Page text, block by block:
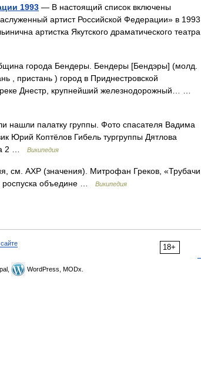
1993 — В настоящий список включены
артист Российской Федерации» в 1993
артистка Якутского драматического театра
города Бендеры. Бендеры [Бендэры] (молд.
, пристань ) город в Приднестровской
Днестр, крупнейший железнодорожный… …
нашли палатку группы. Фото спасателя Вадима
Юрий Коптёлов Гибель тургруппы Дятлова
2 …
Википедия
см. АХР (значения). Митрофан Греков, «Трубачи
роспуска объедине …
Википедия
18+
WordPress, MODx.